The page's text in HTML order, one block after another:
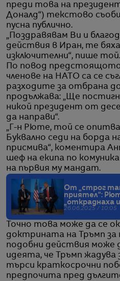
преди това на
Доналд“) текстово
пусна публично.
„Поздравявам Ви и
действия в Иран, те
изключителни“, пише той.
По повод предстоящото
членове на НАТО са се
разходите за отбрана
продължава: „Ще
никой президент от
да направи“.
„Г-н Рюте, той се
Буквално седи на борда
присмива“, коментира
шеф на екипа по
на първия му мандат.
От „строг
приятел“:
26.06.2025 / 10:05
Точно това може да се
доктрината на Тръмп за
подобни действия може
идеята, че Тръмп жадува
търси краткосрочни
предпочита пред